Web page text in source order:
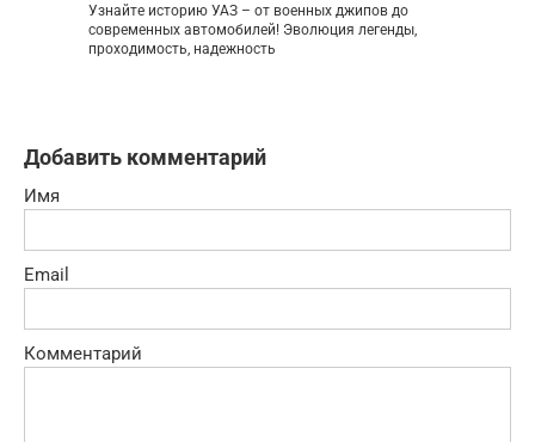
Узнайте историю УАЗ – от военных джипов до
современных автомобилей! Эволюция легенды,
проходимость, надежность
Добавить комментарий
Имя
Email
Комментарий